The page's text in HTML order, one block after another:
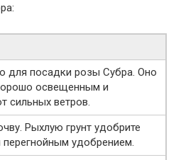
для посадки розы Субра. Оно
освещенным и
сильных ветров.
Рыхлую грунт удобрите
удобрением.